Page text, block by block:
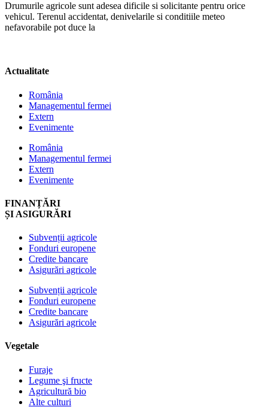
Drumurile agricole sunt adesea dificile si solicitante pentru orice
vehicul. Terenul accidentat, denivelarile si conditiile meteo
nefavorabile pot duce la
Actualitate
România
Managementul fermei
Extern
Evenimente
România
Managementul fermei
Extern
Evenimente
FINANȚĂRI
ȘI ASIGURĂRI
Subvenții agricole
Fonduri europene
Credite bancare
Asigurări agricole
Subvenții agricole
Fonduri europene
Credite bancare
Asigurări agricole
Vegetale
Furaje
Legume şi fructe
Agricultură bio
Alte culturi